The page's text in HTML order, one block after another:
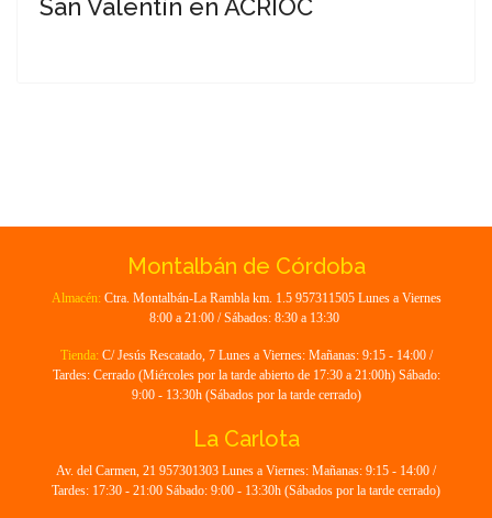
San Valentín en ACRIOC
Montalbán de Córdoba
Almacén: Ctra. Montalbán-La Rambla km. 1.5 957311505 Lunes a Viernes
8:00 a 21:00 / Sábados: 8:30 a 13:30
Tienda: C/ Jesús Rescatado, 7 Lunes a Viernes: Mañanas: 9:15 - 14:00 /
Tardes: Cerrado (Miércoles por la tarde abierto de 17:30 a 21:00h) Sábado:
9:00 - 13:30h (Sábados por la tarde cerrado)
La Carlota
Av. del Carmen, 21 957301303 Lunes a Viernes: Mañanas: 9:15 - 14:00 /
Tardes: 17:30 - 21:00 Sábado: 9:00 - 13:30h (Sábados por la tarde cerrado)